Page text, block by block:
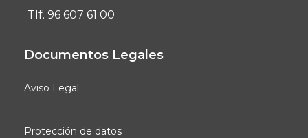
Tlf. 96 607 61 00
Documentos Legales
Aviso Legal
Protección de datos